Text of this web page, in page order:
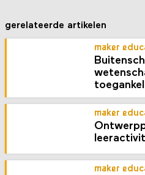
gerelateerde artikelen
maker
maker
maker